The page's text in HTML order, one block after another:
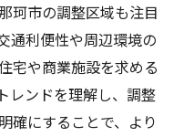
珂市の調整区域も注目
通利便性や周辺環境の
宅や商業施設を求める
レンドを理解し、調整
確にすることで、より